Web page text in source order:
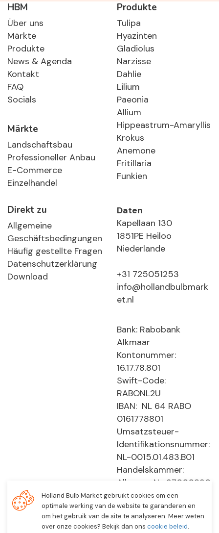
HBM
Über uns
Märkte
Produkte
News & Agenda
Kontakt
FAQ
Socials
Märkte
Landschaftsbau
Professioneller Anbau
E-Commerce
Einzelhandel
Produkte
Tulipa
Hyazinten
Gladiolus
Narzisse
Dahlie
Lilium
Paeonia
Allium
Hippeastrum-Amaryllis
Krokus
Anemone
Fritillaria
Funkien
Direkt zu
Allgemeine
Geschäftsbedingungen
Häufig gestellte Fragen
Datenschutzerklärung
Download
Daten
Kapellaan 130
1851PE Heiloo
Niederlande
+31 725051253
info@hollandbulbmark
et.nl
Bank: Rabobank
Alkmaar
Kontonummer:
16.17.78.801
Swift-Code:
RABONL2U
IBAN: NL 64 RABO
0161778801
Umsatzsteuer-
Identifikationsnummer:
NL-0015.01.483.B01
Handelskammer:
Alkmaar, Nr. 37000830
E0194 - EBO 505
Holland Bulb Market gebruikt cookies om een
optimale werking van de website te garanderen en
om het gebruik van de site te analyseren. Meer weten
over onze cookies? Bekijk dan ons cookie beleid.